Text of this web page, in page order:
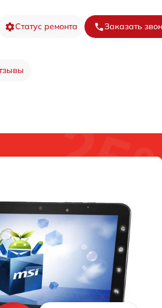
Статус ремонта Заказать